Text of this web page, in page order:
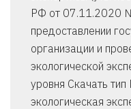
РФ от 07.11.2020
предоставлении
организации и
экологической
уровня Скачать тип
экологическая